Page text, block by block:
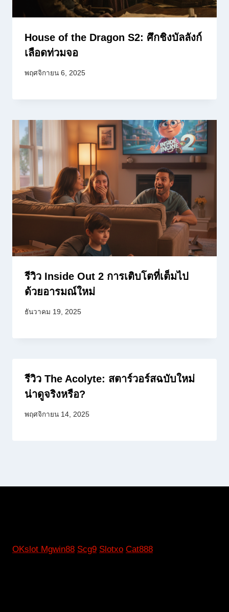
House of the Dragon S2: ศึกชิงบัลลังก์
เลือดท่วมจอ
พฤศจิกายน 6, 2025
รีวิว Inside Out 2 การเติบโตที่เต็มไป
ด้วยอารมณ์ใหม่
ธันวาคม 19, 2025
รีวิว The Acolyte: สตาร์วอร์สฉบับใหม่
น่าดูจริงหรือ?
พฤศจิกายน 14, 2025
OKslot Mgwin88 Scg9 Slotxo Cat888